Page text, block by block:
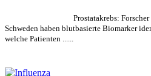
Prostatakrebs:
Schweden haben blutbasierte Biomarker
welche Patienten ......